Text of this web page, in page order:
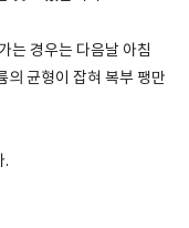
는 경우는 다음날 아침
의 균형이 잡혀 복부 팽만
.